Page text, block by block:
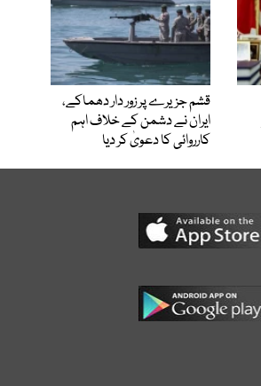
قشم جزیرے پر زور دار دھماکے،
ایران نے دشمن کے خلاف اہم
کارروائی کا دعویٰ کر دیا